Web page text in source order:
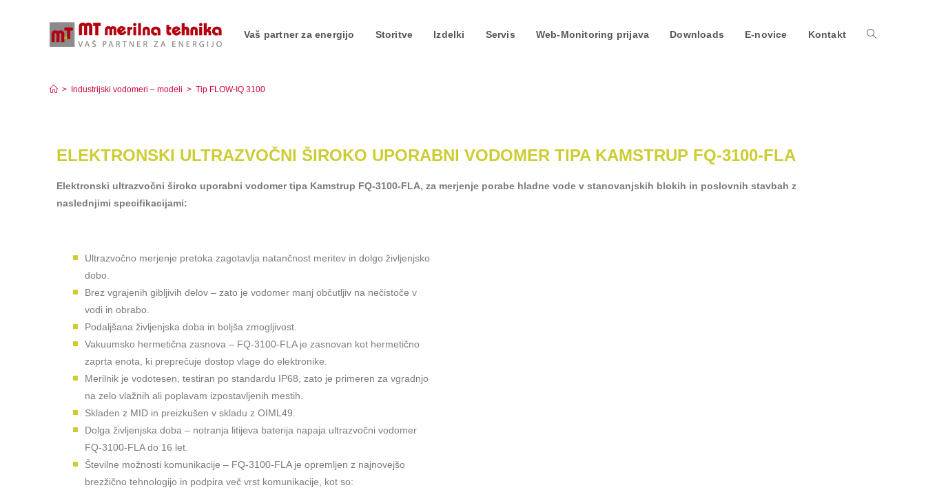
Vaš partner za energijo Storitve Izdelki Servis Web-Monitoring prijava Downloads E-novice Kontakt
> Industrijski vodomeri – modeli > Tip FLOW-IQ 3100
ELEKTRONSKI ULTRAZVOČNI ŠIROKO UPORABNI VODOMER TIPA KAMSTRUP FQ-3100-FLA
Elektronski ultrazvočni široko uporabni vodomer tipa Kamstrup FQ-3100-FLA, za merjenje porabe hladne vode v stanovanjskih blokih in poslovnih stavbah z
naslednjimi specifikacijami:
Ultrazvočno merjenje pretoka zagotavlja natančnost meritev in dolgo življenjsko
dobo.
Brez vgrajenih gibljivih delov – zato je vodomer manj občutljiv na nečistoče v
vodi in obrabo.
Podaljšana življenjska doba in boljša zmogljivost.
Vakuumsko hermetična zasnova – FQ-3100-FLA je zasnovan kot hermetično
zaprta enota, ki preprečuje dostop vlage do elektronike.
Merilnik je vodotesen, testiran po standardu IP68, zato je primeren za vgradnjo
na zelo vlažnih ali poplavam izpostavljenih mestih.
Skladen z MID in preizkušen v skladu z OIML49.
Dolga življenjska doba – notranja litijeva baterija napaja ultrazvočni vodomer
FQ-3100-FLA do 16 let.
Številne možnosti komunikacije – FQ-3100-FLA je opremljen z najnovejšo
brezžično tehnologijo in podpira več vrst komunikacije, kot so: